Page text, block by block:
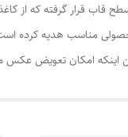
قاب قرار گرفته که از
مناسب هدیه کرده است.
امکان تعویض عکس